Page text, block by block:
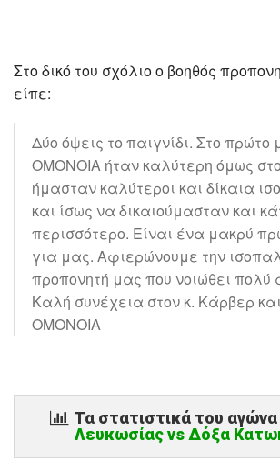
Στο δικό του σχόλιο ο βοηθός
είπε:
Δύο όψεις το παιγνίδι. Στο πρώτο
ΟΜΟΝΟΙΑ ήταν καλύτερη όμως
ήμασταν καλύτεροι και δίκαια
και ίσως να δικαιούμασταν και
περισσότερο. Είναι ένα μακρύ
για μας. Αφιερώνουμε την
προπονητή μας που νοιώθει πολύ
Καλή συνέχεια στον κ. Κάρβερ
ΟΜΟΝΟΙΑ
Τα στατιστικά του αγώνα
Λευκωσίας vs Δόξα